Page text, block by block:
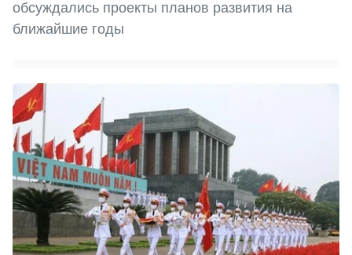
обсуждались проекты планов развития на
ближайшие годы